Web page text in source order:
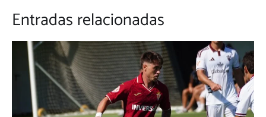
Entradas relacionadas